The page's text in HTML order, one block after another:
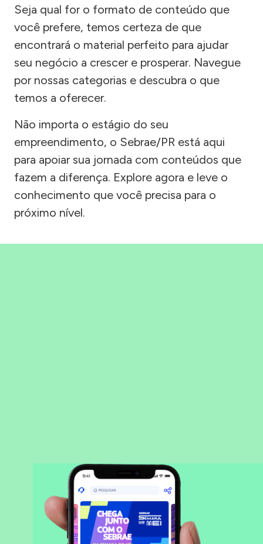
Seja qual for o formato de conteúdo que
você prefere, temos certeza de que
encontrará o material perfeito para ajudar
seu negócio a crescer e prosperar. Navegue
por nossas categorias e descubra o que
temos a oferecer.
Não importa o estágio do seu
empreendimento, o Sebrae/PR está aqui
para apoiar sua jornada com conteúdos que
fazem a diferença. Explore agora e leve o
conhecimento que você precisa para o
próximo nível.